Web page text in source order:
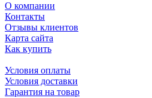
О компании
Контакты
Отзывы клиентов
Карта сайта
Как купить
Условия оплаты
Условия доставки
Гарантия на товар